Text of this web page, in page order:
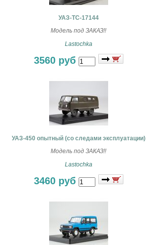
УАЗ-ТС-17144
Модель под ЗАКАЗ!!
Lastochka
3560 руб
УАЗ-450 опытный (со следами эксплуатации)
Модель под ЗАКАЗ!!
Lastochka
3460 руб